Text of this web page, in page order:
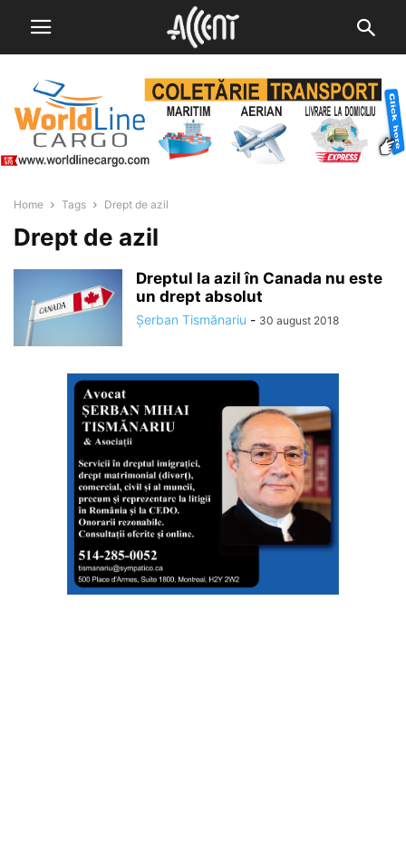
Home Tags Drept de azil
Drept de azil
Dreptul la azil în Canada nu este
un drept absolut
Șerban Tismănariu - 30 august 2018